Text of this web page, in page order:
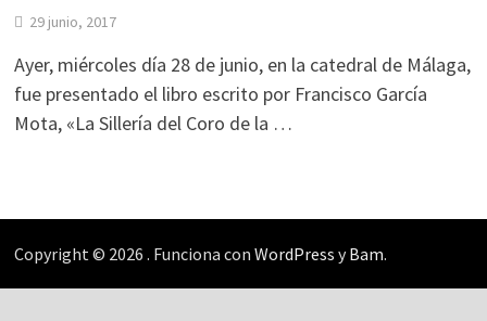
29 junio, 2017
Ayer, miércoles día 28 de junio, en la catedral de Málaga,
fue presentado el libro escrito por Francisco García
Mota, «La Sillería del Coro de la …
Copyright © 2026 . Funciona con WordPress yBam.